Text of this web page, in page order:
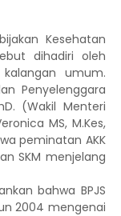
Kesehatan
dihadiri oleh
umum.
Penyelenggara
(Wakil Menteri
MS, M.Kes,
peminatan AKK
SKM menjelang
bahwa BPJS
2004 mengenai